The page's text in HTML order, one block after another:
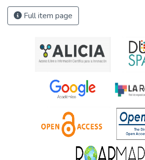
Full item page